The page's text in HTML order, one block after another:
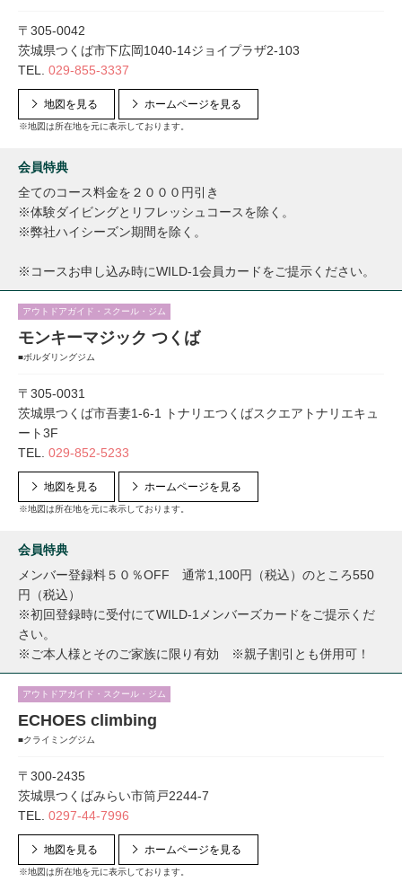
〒305-0042
茨城県つくば市下広岡1040-14ジョイプラザ2-103
TEL. 029-855-3337
地図を見る
※地図は所在地を元に表示しております。
ホームページを見る
会員特典
全てのコース料金を２０００円引き
※体験ダイビングとリフレッシュコースを除く。
※弊社ハイシーズン期間を除く。
※コースお申し込み時にWILD-1会員カードをご提示ください。
アウトドアガイド・スクール・ジム
モンキーマジック つくば
■ボルダリングジム
〒305-0031
茨城県つくば市吾妻1-6-1 トナリエつくばスクエアトナリエキュ
ート3F
TEL. 029-852-5233
地図を見る
※地図は所在地を元に表示しております。
ホームページを見る
会員特典
メンバー登録料５０％OFF 通常1,100円（税込）のところ550
円（税込）
※初回登録時に受付にてWILD-1メンバーズカードをご提示くだ
さい。
※ご本人様とそのご家族に限り有効 ※親子割引とも併用可！
アウトドアガイド・スクール・ジム
ECHOES climbing
■クライミングジム
〒300-2435
茨城県つくばみらい市筒戸2244-7
TEL. 0297-44-7996
地図を見る
※地図は所在地を元に表示しております。
ホームページを見る